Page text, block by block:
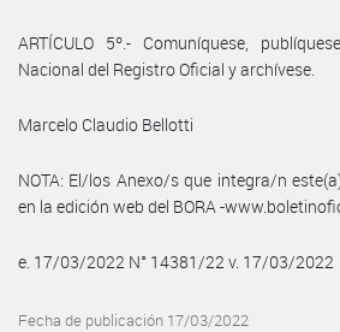
ARTÍCULO 5º.- Comuníquese,
Nacional del Registro Oficial y archívese.
Marcelo Claudio Bellotti
NOTA: El/los Anexo/s que integra/n
en la edición web del BORA -
e. 17/03/2022 N° 14381/22 v. 17/03/2022
Fecha de publicación 17/03/2022